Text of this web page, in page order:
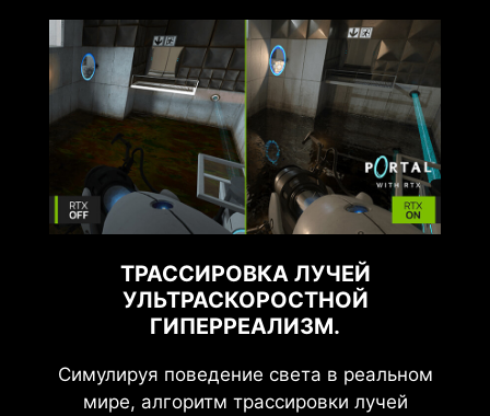
ТРАССИРОВКА ЛУЧЕЙ
УЛЬТРАСКОРОСТНОЙ
ГИПЕРРЕАЛИЗМ.
Симулируя поведение света в реальном
мире, алгоритм трассировки лучей